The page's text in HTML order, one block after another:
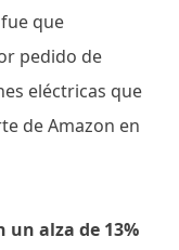
que
pedido de
eléctricas que
de Amazon en
un alza de 13%